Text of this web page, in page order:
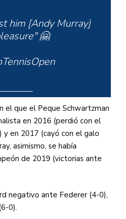
him [Andy Murray]
🤗
(@TennisTV)
21, 2021
el que el Peque Schwartzman
en 2016 (perdió con el
y en 2017 (cayó con el galo
asimismo, se había
de 2019 (victorias ante
negativo ante Federer (4-0),
0).